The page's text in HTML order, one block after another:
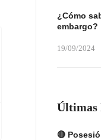
¿Cómo
embargo?
19/09/2024
Últimas
🔴